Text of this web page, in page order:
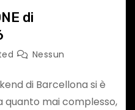
di
Nessun
di Barcellona si è
quanto mai complesso,